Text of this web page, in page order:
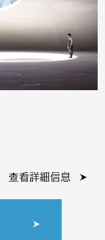
查看詳細信息